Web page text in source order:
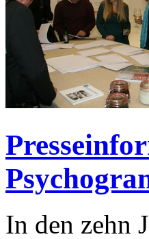
In den zehn